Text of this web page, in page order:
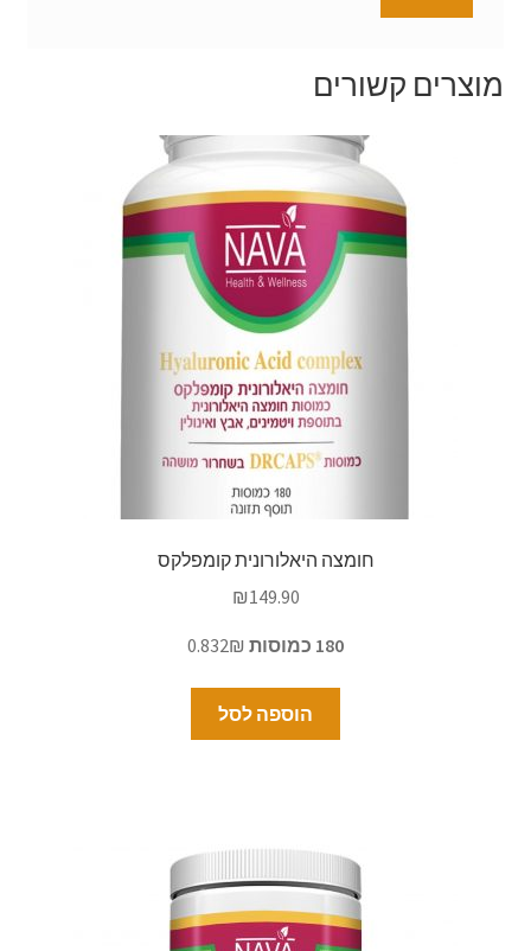
מוצרים קשורים
חומצה היאלורונית קומפלקס
₪149.90
180 כמוסות
הוספה לסל